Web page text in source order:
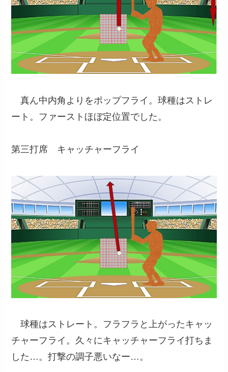
真ん中内角よりをポップフライ。球種はストレ
ート。ファーストほぼ定位置でした。
第三打席 キャッチャーフライ
球種はストレート。フラフラと上がったキャッ
チャーフライ。久々にキャッチャーフライ打ちま
した…。打撃の調子悪いなー…。